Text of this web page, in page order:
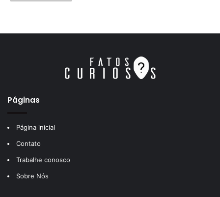
Páginas
Página inicial
Contato
Trabalhe conosco
Sobre Nós